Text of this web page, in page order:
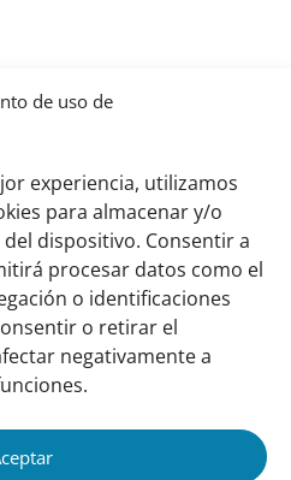
de uso de
experiencia, utilizamos
para almacenar y/o
dispositivo. Consentir a
procesar datos como el
o identificaciones
o retirar el
negativamente a
red
Visión
historia